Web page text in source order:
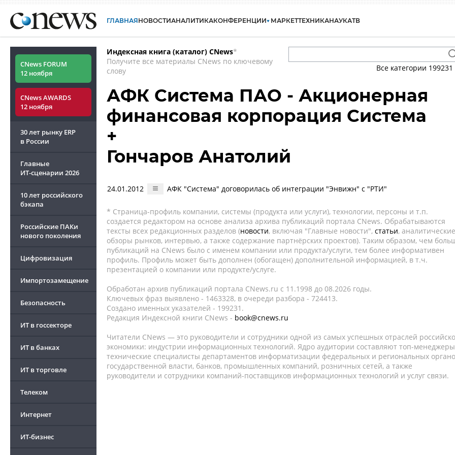
ГЛАВНАЯНОВОСТИАНАЛИТИКАКОНФЕРЕНЦИИ МАРКЕТТЕХНИКАНАУКАТВ
CNews FORUM
12 ноября
CNews AWARDS
12 ноября
30 лет рынку ERP
в России
Главные
ИТ-сценарии 2026
10 лет российского
бэкапа
Российские ПАКи
нового поколения
Цифровизация
Импортозамещение
Безопасность
ИТ в госсекторе
ИТ в банках
ИТ в торговле
Телеком
Интернет
ИТ-бизнес
Индексная книга (каталог) CNews*
Получите все материалы CNews по ключевому
слову
Все категории 199231
АФК Система ПАО - Акционерная
финансовая корпорация Система
+
Гончаров Анатолий
24.01.2012 АФК "Система" договорилась об интеграции "Энвижн" с "РТИ"
* Страница-профиль компании, системы (продукта или услуги), технологии, персоны и т.п.
создается редактором на основе анализа архива публикаций портала CNews. Обрабатываются
тексты всех редакционных разделов (новости, включая "Главные новости", статьи, аналитические
обзоры рынков, интервью, а также содержание партнёрских проектов). Таким образом, чем
публикаций на CNews было с именем компании или продукта/услуги, тем более информативен
профиль. Профиль может быть дополнен (обогащен) дополнительной информацией, в т.ч.
презентацией о компании или продукте/услуге.
Обработан архив публикаций портала CNews.ru c 11.1998 до 08.2026 годы.
Ключевых фраз выявлено - 1463328, в очереди разбора - 724413.
Создано именных указателей - 199231.
Редакция Индексной книги CNews - book@cnews.ru
Читатели CNews — это руководители и сотрудники одной из самых успешных отраслей
экономики: индустрии информационных технологий. Ядро аудитории составляют топ-
технические специалисты департаментов информатизации федеральных и региональных
государственной власти, банков, промышленных компаний, розничных сетей, а также
руководители и сотрудники компаний-поставщиков информационных технологий и услуг связи.